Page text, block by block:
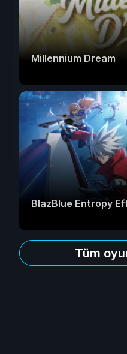
Millennium Dream
BlazBlue Entropy
Tüm